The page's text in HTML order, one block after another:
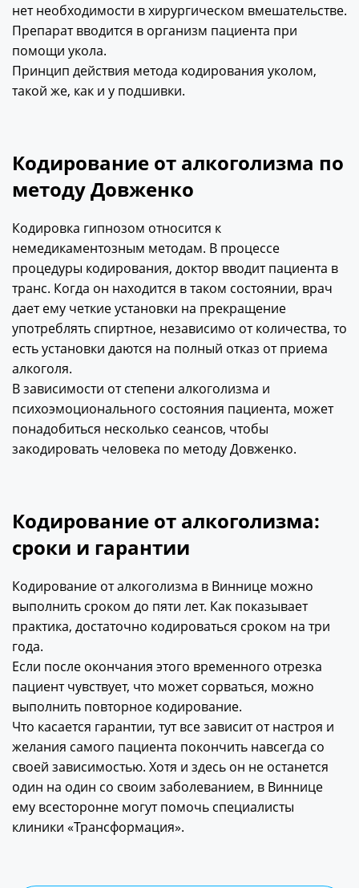
нет необходимости в хирургическом вмешательстве.
Препарат вводится в организм пациента при
помощи укола.
Принцип действия метода кодирования уколом,
такой же, как и у подшивки.
Кодирование от алкоголизма по
методу Довженко
Кодировка гипнозом относится к
немедикаментозным методам. В процессе
процедуры кодирования, доктор вводит пациента в
транс. Когда он находится в таком состоянии, врач
дает ему четкие установки на прекращение
употреблять спиртное, независимо от количества, то
есть установки даются на полный отказ от приема
алкоголя.
В зависимости от степени алкоголизма и
психоэмоционального состояния пациента, может
понадобиться несколько сеансов, чтобы
закодировать человека по методу Довженко.
Кодирование от алкоголизма:
сроки и гарантии
Кодирование от алкоголизма в Виннице можно
выполнить сроком до пяти лет. Как показывает
практика, достаточно кодироваться сроком на три
года.
Если после окончания этого временного отрезка
пациент чувствует, что может сорваться, можно
выполнить повторное кодирование.
Что касается гарантии, тут все зависит от настроя и
желания самого пациента покончить навсегда со
своей зависимостью. Хотя и здесь он не останется
один на один со своим заболеванием, в Виннице
ему всесторонне могут помочь специалисты
клиники «Трансформация».